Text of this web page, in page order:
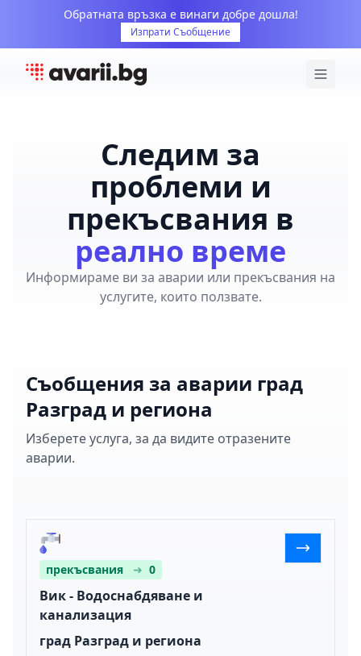
Обратната връзка е винаги добре дошла!
Изпрати Съобщение
Следим за
проблеми и
прекъсвания в
реално време
Информираме ви за аварии или прекъсвания на
услугите, които ползвате.
Съобщения за аварии град
Разград и региона
Изберете услуга, за да видите отразените
аварии.
прекъсвания ➜ 0
Вик - Водоснабдяване и
канализация
град Разград и региона